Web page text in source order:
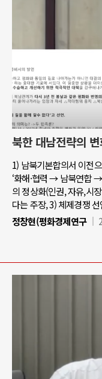
북한 대남전략의
1) 남북기본합의서 이전
‘화해·협력 → 남북연합
의 정상화(인권, 자유,시
다는 주장, 3) 체제경쟁
정창현(평화경제연구